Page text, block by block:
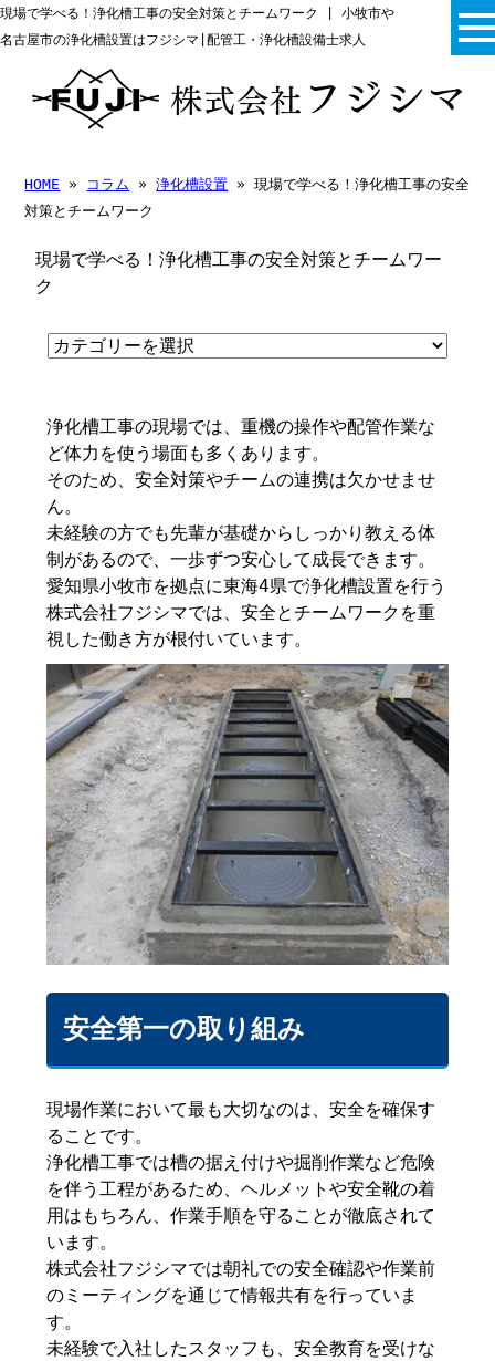
現場で学べる！浄化槽工事の安全対策とチームワーク | 小牧市や
名古屋市の浄化槽設置はフジシマ|配管工・浄化槽設備士求人
HOME » コラム »浄化槽設置 » 現場で学べる！浄化槽工事の安全
対策とチームワーク
現場で学べる！浄化槽工事の安全対策とチームワー
ク
浄化槽工事の現場では、重機の操作や配管作業な
ど体力を使う場面も多くあります。
そのため、安全対策やチームの連携は欠かせませ
ん。
未経験の方でも先輩が基礎からしっかり教える体
制があるので、一歩ずつ安心して成長できます。
愛知県小牧市を拠点に東海4県で浄化槽設置を行う
株式会社フジシマでは、安全とチームワークを重
視した働き方が根付いています。
安全第一の取り組み
現場作業において最も大切なのは、安全を確保す
ることです。
浄化槽工事では槽の据え付けや掘削作業など危険
を伴う工程があるため、ヘルメットや安全靴の着
用はもちろん、作業手順を守ることが徹底されて
います。
株式会社フジシマでは朝礼での安全確認や作業前
のミーティングを通じて情報共有を行っていま
す。
未経験で入社したスタッフも、安全教育を受けな